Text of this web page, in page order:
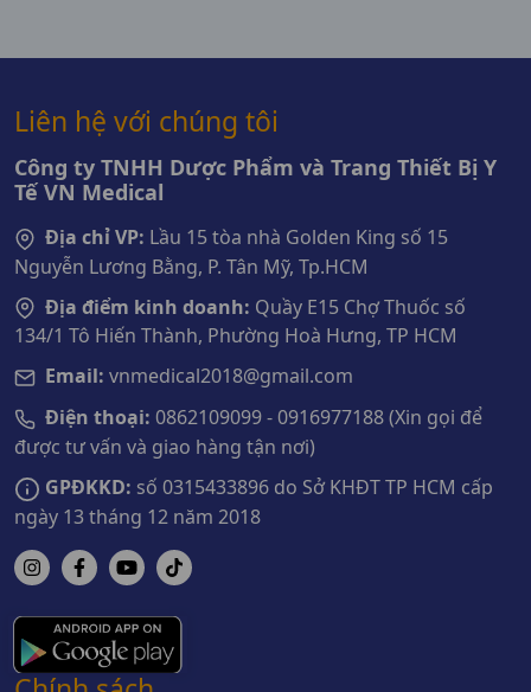
Liên hệ với chúng tôi
Công ty TNHH Dược Phẩm và Trang Thiết Bị Y
Tế VN Medical
Địa chỉ VP: Lầu 15 tòa nhà Golden King số 15
Nguyễn Lương Bằng, P. Tân Mỹ, Tp.HCM
Địa điểm kinh doanh: Quầy E15 Chợ Thuốc số
134/1 Tô Hiến Thành, Phường Hoà Hưng, TP HCM
Email: vnmedical2018@gmail.com
Điện thoại: 0862109099 - 0916977188 (Xin gọi để
được tư vấn và giao hàng tận nơi)
GPĐKKD: số 0315433896 do Sở KHĐT TP HCM cấp
ngày 13 tháng 12 năm 2018